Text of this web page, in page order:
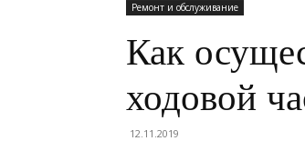
Ремонт и обслуживание
Как
ходовой
12.11.2019